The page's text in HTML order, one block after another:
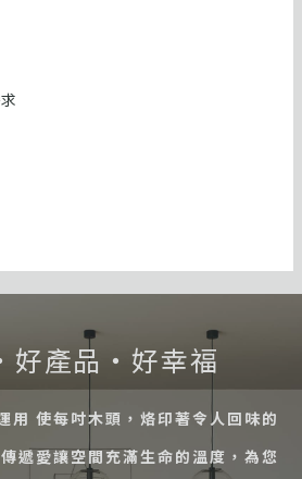
好產品・好幸福
用 使每吋木頭，烙印著令人回味的
遞愛讓空間充滿生命的溫度，為您